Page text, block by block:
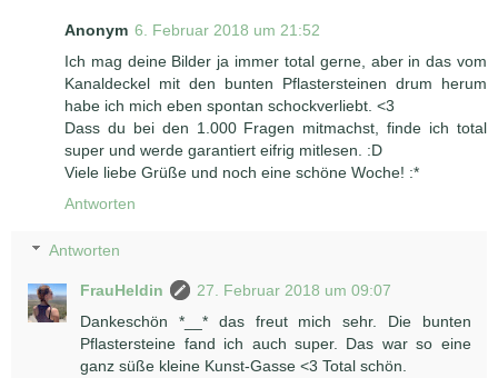
Anonym 6. Februar 2018 um 21:52
Ich mag deine Bilder ja immer total gerne, aber in das vom
Kanaldeckel mit den bunten Pflastersteinen drum herum
habe ich mich eben spontan schockverliebt. <3
Dass du bei den 1.000 Fragen mitmachst, finde ich total
super und werde garantiert eifrig mitlesen. :D
Viele liebe Grüße und noch eine schöne Woche! :*
Antworten
Antworten
FrauHeldin
27. Februar 2018 um 09:07
Dankeschön *__* das freut mich sehr. Die bunten
Pflastersteine fand ich auch super. Das war so eine
ganz süße kleine Kunst-Gasse <3 Total schön.